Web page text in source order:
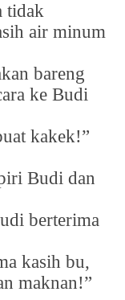
tidak
air minum
bareng
ke Budi
kakek!”
Budi dan
berterima
kasih bu,
maknan!”